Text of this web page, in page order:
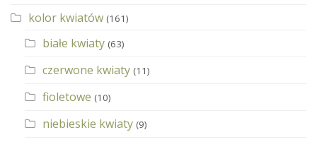
kolor kwiatów (161)
białe kwiaty (63)
czerwone kwiaty (11)
fioletowe (10)
niebieskie kwiaty (9)